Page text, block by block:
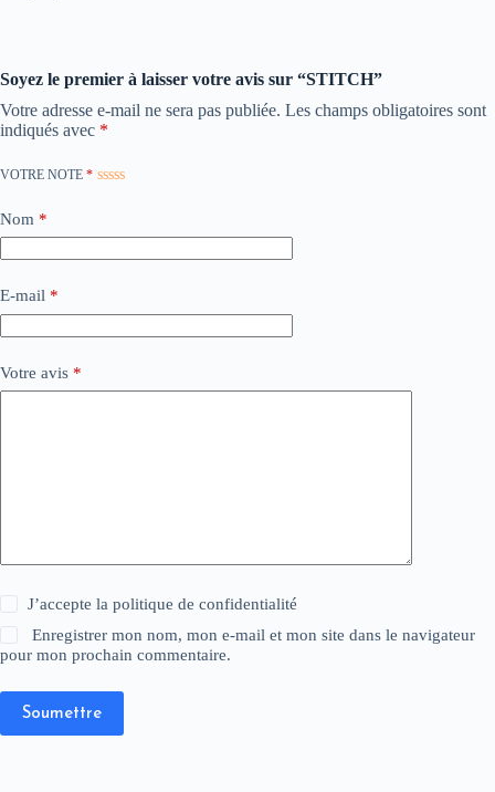
Soyez le premier à laisser votre avis sur “STITCH”
Votre adresse e-mail ne sera pas publiée. Les champs obligatoires sont
indiqués avec *
VOTRE NOTE *
Nom *
E-mail *
Votre avis *
J’accepte lapolitique de confidentialité
Enregistrer mon nom, mon e-mail et mon site dans le navigateur
pour mon prochain commentaire.
Soumettre